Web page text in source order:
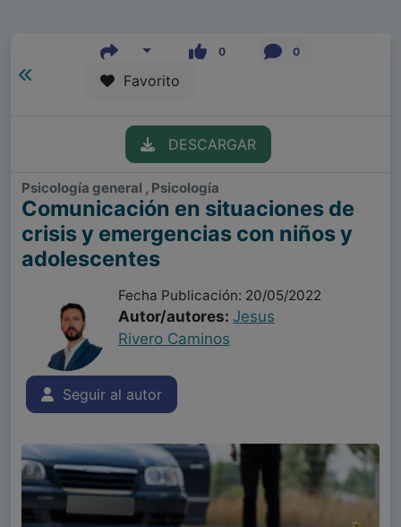
0 0
Favorito
DESCARGAR
Psicología general , Psicología
Comunicación en situaciones de
crisis y emergencias con niños y
adolescentes
Fecha Publicación: 20/05/2022
Autor/autores: Jesus
Rivero Caminos
Seguir al autor